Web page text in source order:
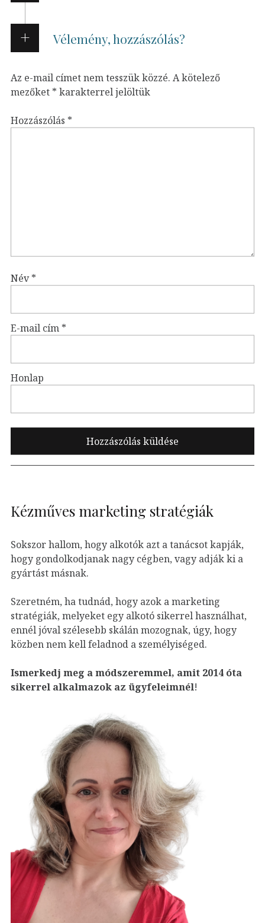
Vélemény, hozzászólás?
Az e-mail címet nem tesszük közzé. A kötelező
mezőket * karakterrel jelöltük
Hozzászólás *
Név*
E-mail cím *
Honlap
Kézműves marketing stratégiák
Sokszor hallom, hogy alkotók azt a tanácsot kapják,
hogy gondolkodjanak nagy cégben, vagy adják ki a
gyártást másnak.
Szeretném, ha tudnád, hogy azok a marketing
stratégiák, melyeket egy alkotó sikerrel használhat,
ennél jóval szélesebb skálán mozognak, úgy, hogy
közben nem kell feladnod a személyiséged.
Ismerkedj meg a módszeremmel, amit 2014 óta
sikerrel alkalmazok az ügyfeleimnél!